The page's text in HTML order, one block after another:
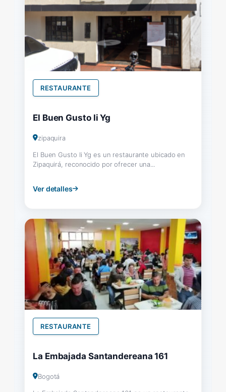
RESTAURANTE
El Buen Gusto Ii Yg
zipaquira
El Buen Gusto Ii Yg es un restaurante ubicado en
Zipaquirá, reconocido por ofrecer una...
Ver detalles
RESTAURANTE
La Embajada Santandereana 161
Bogotá